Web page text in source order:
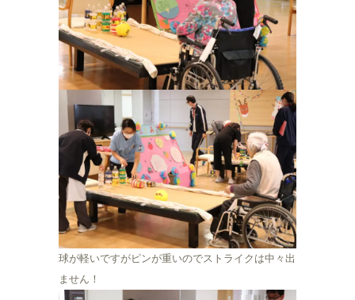
球が軽いですがピンが重いのでストライクは中々出
ません！